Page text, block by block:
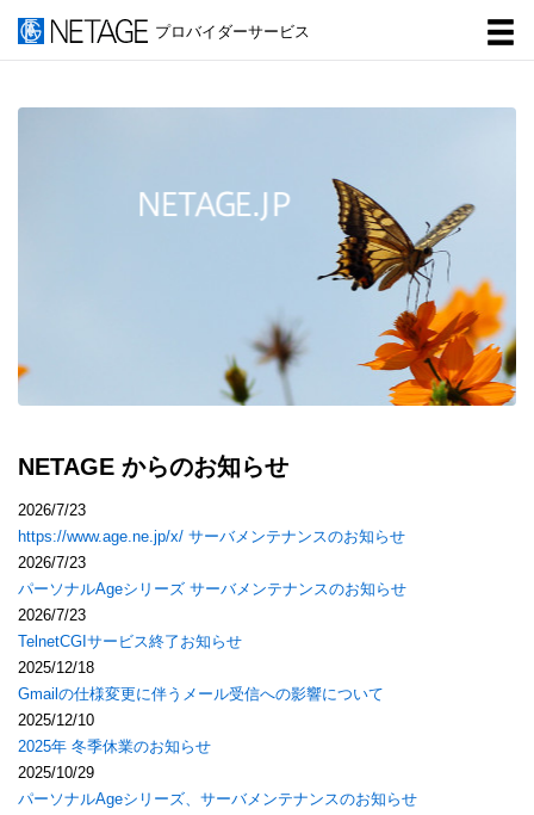
メ
プロバイダーサービス
NETAGE からのお知らせ
2026/7/23
https://www.age.ne.jp/x/ サーバメンテナンスのお知らせ
2026/7/23
パーソナルAgeシリーズ サーバメンテナンスのお知らせ
2026/7/23
TelnetCGIサービス終了お知らせ
2025/12/18
Gmailの仕様変更に伴うメール受信への影響について
2025/12/10
2025年 冬季休業のお知らせ
2025/10/29
パーソナルAgeシリーズ、サーバメンテナンスのお知らせ